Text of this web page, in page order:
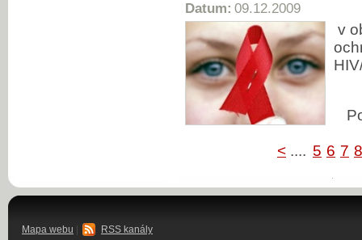
Datum: 09.12.2009
v
< .... 5 6 7 8
Mapa webu RSS kanály